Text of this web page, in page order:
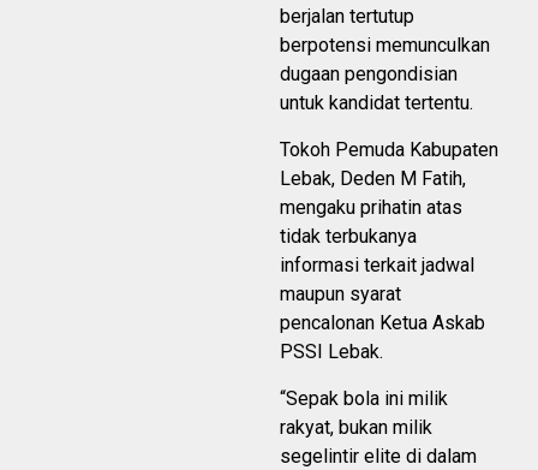
berjalan tertutup
berpotensi memunculkan
dugaan pengondisian
untuk kandidat tertentu.
Tokoh Pemuda Kabupaten
Lebak, Deden M Fatih,
mengaku prihatin atas
tidak terbukanya
informasi terkait jadwal
maupun syarat
pencalonan Ketua Askab
PSSI Lebak.
“Sepak bola ini milik
rakyat, bukan milik
segelintir elite di dalam